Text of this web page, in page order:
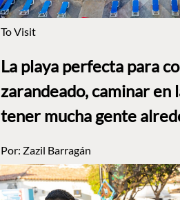
To Visit
La playa perfecta para
zarandeado, caminar en
tener mucha gente
Por: Zazil Barragán